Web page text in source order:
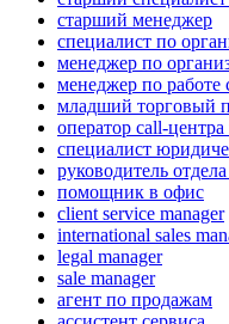
старший менеджер
специалист по
менеджер по
менеджер по работе
младший торговый
оператор call-
специалист
руководитель
помощник в офис
client service manager
international sales
legal manager
sale manager
агент по продажам